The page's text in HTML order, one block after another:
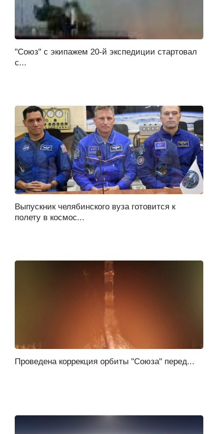
"Союз" с экипажем 20-й экспедиции стартовал
с...
Выпускник челябинского вуза готовится к
полету в космос...
Проведена коррекция орбиты "Союза" перед...